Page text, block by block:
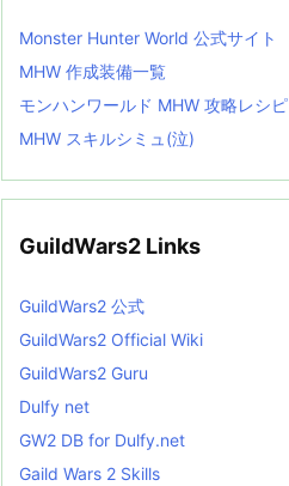
Monster Hunter World 公式サイト
MHW 作成装備一覧
モンハンワールド MHW 攻略レシピ
MHW スキルシミュ(泣)
GuildWars2 Links
GuildWars2 公式
GuildWars2 Official Wiki
GuildWars2 Guru
Dulfy net
GW2 DB for Dulfy.net
Gaild Wars 2 Skills